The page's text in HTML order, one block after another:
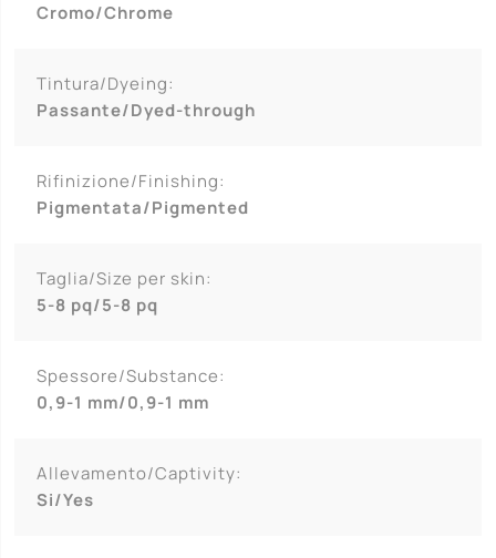
Cromo/Chrome
Tintura/Dyeing:
Passante/Dyed-through
Rifinizione/Finishing:
Pigmentata/Pigmented
Taglia/Size per skin:
5-8 pq/5-8 pq
Spessore/Substance:
0,9-1 mm/0,9-1 mm
Allevamento/Captivity:
Si/Yes